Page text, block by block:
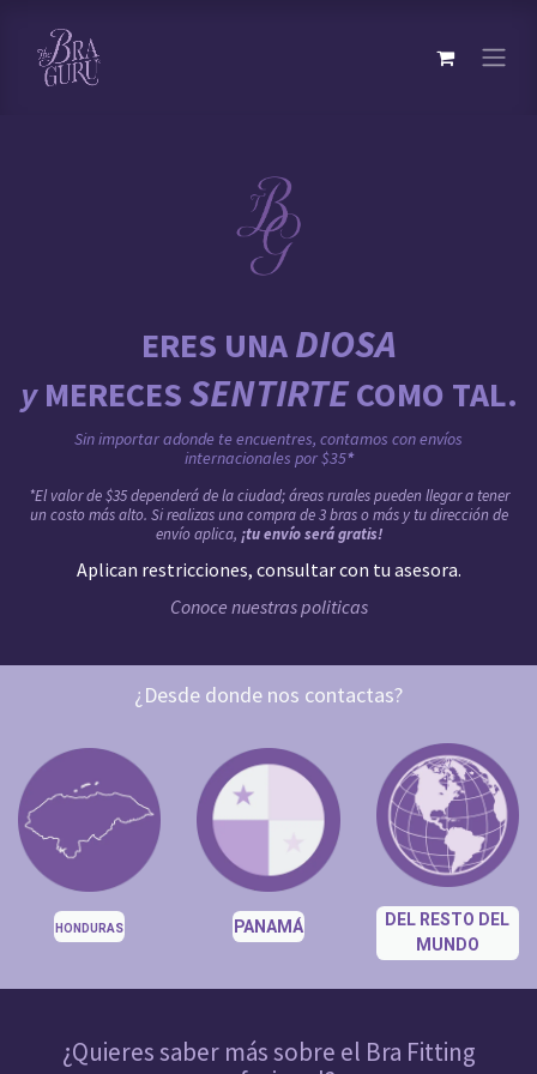
ERES UNADIOSA
yMERECESSENTIRTECOMO TAL.
Sin importar adonde te encuentres, contamos con envíos
internacionales por $35*
*El valor de $35 dependerá de la ciudad; áreas rurales pueden llegar a tener
un costo más alto. Si realizas una compra de 3 bras o más y tu dirección de
envío aplica, ¡tu envío será gratis!
Aplican restricciones, consultar con tu asesora.
Conoce nuestras politicas
¿Desde donde nos contactas?
DEL RESTO DEL
MUNDO
HONDURAS PANAMÁ
¿Quieres saber más sobre el Bra Fitting